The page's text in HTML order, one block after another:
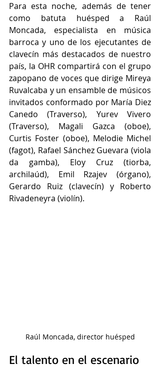
Para esta noche, además de tener
como batuta huésped a Raúl
Moncada, especialista en música
barroca y uno de los ejecutantes de
clavecín más destacados de nuestro
país, la OHR compartirá con el grupo
zapopano de voces que dirige Mireya
Ruvalcaba y un ensamble de músicos
invitados conformado por María Diez
Canedo (Traverso), Yurev Vivero
(Traverso), Magali Gazca (oboe),
Curtis Foster (oboe), Melodie Michel
(fagot), Rafael Sánchez Guevara (viola
da gamba), Eloy Cruz (tiorba,
archilaúd), Emil Rzajev (órgano),
Gerardo Ruiz (clavecín) y Roberto
Rivadeneyra (violín).
Raúl Moncada, director huésped
El talento en el escenario